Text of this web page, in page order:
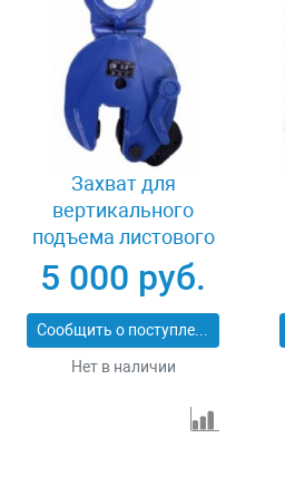
Захват для
вертикального
подъема листового
металла 3 т LB DSQC-
3.0
5 000 руб.
Сообщить о поступлении
Нет в наличии